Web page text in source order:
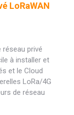
LoRaWAN
privé
à installer et
et le Cloud
LoRa/4G
de réseau